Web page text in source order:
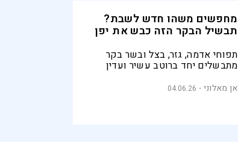
מחפשים משהו חדש לשבת?
תבשיל הבקר הזה כבש את יפן
תפוחי אדמה, גזר, בצל ובשר בקר
מתבשלים יחד ברוטב עשיר ועדין
ביפן זהו אחד ממאכלי המשפחה
אן מאלוני 04.06.26